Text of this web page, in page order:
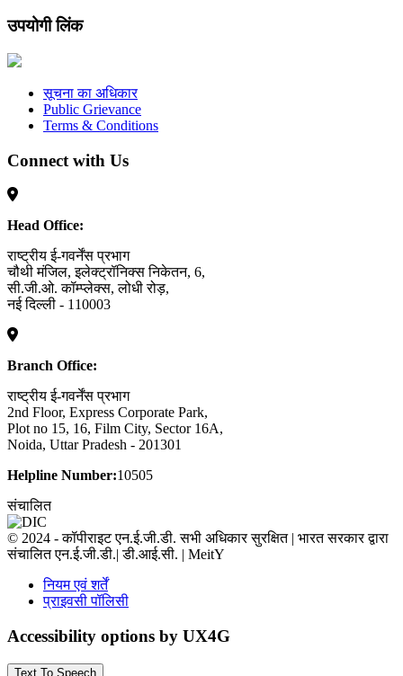
उपयोगी लिंक
सूचना का अधिकार
Public Grievance
Terms & Conditions
Connect with Us
Head Office:
राष्ट्रीय ई-गवर्नेंस प्रभाग
चौथी मंजिल, इलेक्ट्रॉनिक्स निकेतन, 6,
सी.जी.ओ. कॉम्प्लेक्स, लोधी रोड़,
नई दिल्ली - 110003
Branch Office:
राष्ट्रीय ई-गवर्नेंस प्रभाग
2nd Floor, Express Corporate Park,
Plot no 15, 16, Film City, Sector 16A,
Noida, Uttar Pradesh - 201301
Helpline Number:10505
संचालित
© 2024 - कॉपीराइट एन.ई.जी.डी. सभी अधिकार सुरक्षित | भारत सरकार द्वारा
संचालित एन.ई.जी.डी.| डी.आई.सी. | MeitY
नियम एवं शर्तें
प्राइवसी पॉलिसी
Accessibility options by UX4G
Text To Speech